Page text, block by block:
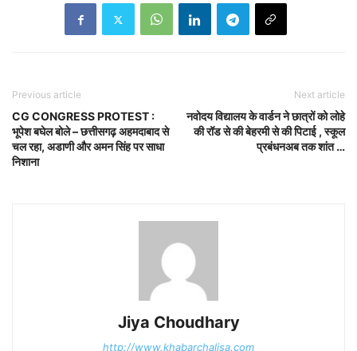
Previous article
CG CONGRESS PROTEST :
भूपेश बघेल बोले – छत्तीसगढ़ अहमदाबाद से
चल रहा, अडाणी और अमन सिंह पर साधा
निशाना
Next article
नवोदय विद्यालय के वार्डन ने छात्रों को लोहे
की रॉड से की बेहरमी से की पिटाई , स्कूल
प्रबंधनअब तक शांत …
Jiya Choudhary
http://www.khabarchalisa.com